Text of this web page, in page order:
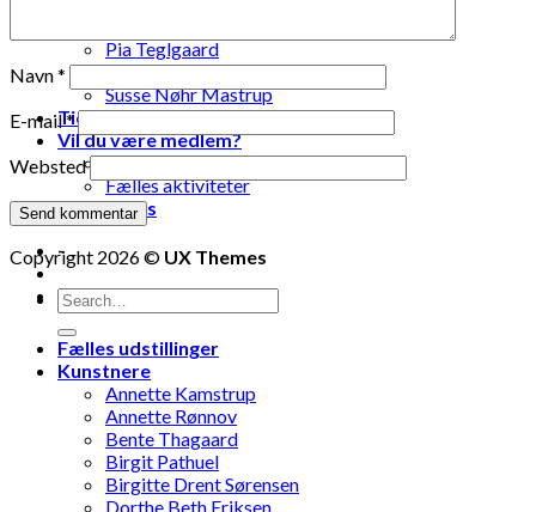
Pia Teglgaard
Stanley Graham
Susse Nøhr Mastrup
Tidligere udstillinger
Vil du være medlem?
Fælles oplevelser
Fælles aktiviteter
Kontakt os
-
-
Navn*
E-mail*
Websted
Copyright 2026 © UX Themes
Fælles udstillinger
Kunstnere
Annette Kamstrup
Annette Rønnov
Bente Thagaard
Birgit Pathuel
Birgitte Drent Sørensen
Dorthe Beth Eriksen